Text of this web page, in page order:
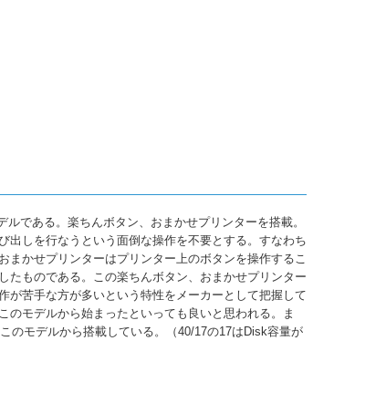
である。楽ちんボタン、おまかせプリンターを搭載。
出しを行なうという面倒な操作を不要とする。すなわち
かせプリンターはプリンター上のボタンを操作するこ
たものである。この楽ちんボタン、おまかせプリンター
が苦手な方が多いという特性をメーカーとして把握して
のモデルから始まったといっても良いと思われる。ま
のモデルから搭載している。（40/17の17はDisk容量が